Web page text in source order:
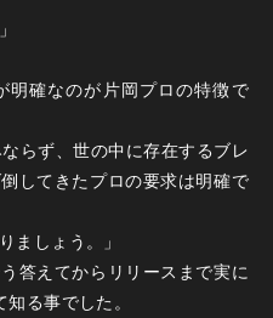
明確なのが片岡プロの特徴で
らず、世の中に存在するブレ
してきたプロの要求は明確で
ましょう。」
答えてからリリースまで実に
る事でした。